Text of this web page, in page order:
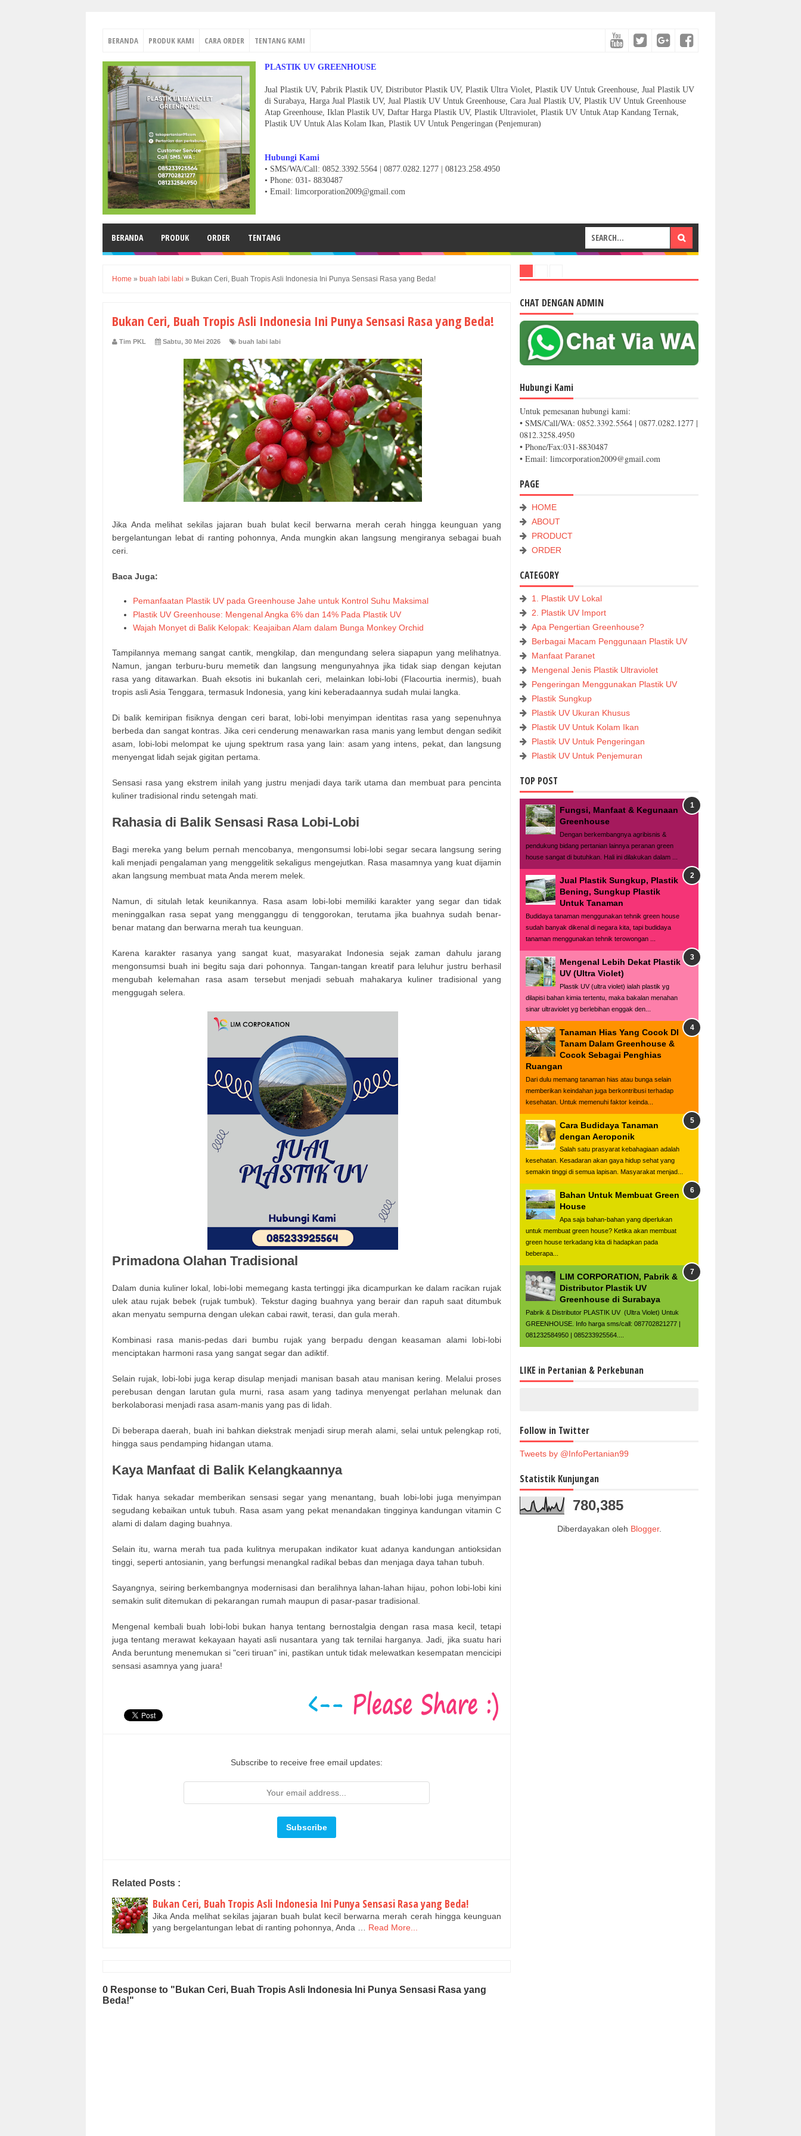
BERANDA PRODUK KAMI CARA ORDER TENTANG KAMI
PLASTIK UV GREENHOUSE
Jual Plastik UV, Pabrik Plastik UV, Distributor Plastik UV, Plastik Ultra Violet, Plastik UV Untuk Greenhouse, Jual Plastik UV
di Surabaya, Harga Jual Plastik UV, Jual Plastik UV Untuk Greenhouse, Cara Jual Plastik UV, Plastik UV Untuk Greenhouse
Atap Greenhouse, Iklan Plastik UV, Daftar Harga Plastik UV, Plastik Ultraviolet, Plastik UV Untuk Atap Kandang Ternak,
Plastik UV Untuk Alas Kolam Ikan, Plastik UV Untuk Pengeringan (Penjemuran)
Hubungi Kami
• SMS/WA/Call: 0852.3392.5564 | 0877.0282.1277 | 08123.258.4950
• Phone: 031- 8830487
• Email: limcorporation2009@gmail.com
BERANDA PRODUK ORDER TENTANG
Home » buah labi labi » Bukan Ceri, Buah Tropis Asli Indonesia Ini Punya Sensasi Rasa yang Beda!
Bukan Ceri, Buah Tropis Asli Indonesia Ini Punya Sensasi Rasa yang Beda!
Tim PKL Sabtu, 30 Mei 2026 buah labi labi
Jika Anda melihat sekilas jajaran buah bulat kecil berwarna merah cerah hingga keunguan yang
bergelantungan lebat di ranting pohonnya, Anda mungkin akan langsung mengiranya sebagai buah
ceri.
Baca Juga:
Pemanfaatan Plastik UV pada Greenhouse Jahe untuk Kontrol Suhu Maksimal
Plastik UV Greenhouse: Mengenal Angka 6% dan 14% Pada Plastik UV
Wajah Monyet di Balik Kelopak: Keajaiban Alam dalam Bunga Monkey Orchid
Tampilannya memang sangat cantik, mengkilap, dan mengundang selera siapapun yang melihatnya.
Namun, jangan terburu-buru memetik dan langsung mengunyahnya jika tidak siap dengan kejutan
rasa yang ditawarkan. Buah eksotis ini bukanlah ceri, melainkan lobi-lobi (Flacourtia inermis), buah
tropis asli Asia Tenggara, termasuk Indonesia, yang kini keberadaannya sudah mulai langka.
Di balik kemiripan fisiknya dengan ceri barat, lobi-lobi menyimpan identitas rasa yang sepenuhnya
berbeda dan sangat kontras. Jika ceri cenderung menawarkan rasa manis yang lembut dengan sedikit
asam, lobi-lobi melompat ke ujung spektrum rasa yang lain: asam yang intens, pekat, dan langsung
menyengat lidah sejak gigitan pertama.
Sensasi rasa yang ekstrem inilah yang justru menjadi daya tarik utama dan membuat para pencinta
kuliner tradisional rindu setengah mati.
Rahasia di Balik Sensasi Rasa Lobi-Lobi
Bagi mereka yang belum pernah mencobanya, mengonsumsi lobi-lobi segar secara langsung sering
kali menjadi pengalaman yang menggelitik sekaligus mengejutkan. Rasa masamnya yang kuat dijamin
akan langsung membuat mata Anda merem melek.
Namun, di situlah letak keunikannya. Rasa asam lobi-lobi memiliki karakter yang segar dan tidak
meninggalkan rasa sepat yang mengganggu di tenggorokan, terutama jika buahnya sudah benar-
benar matang dan berwarna merah tua keunguan.
Karena karakter rasanya yang sangat kuat, masyarakat Indonesia sejak zaman dahulu jarang
mengonsumsi buah ini begitu saja dari pohonnya. Tangan-tangan kreatif para leluhur justru berhasil
mengubah kelemahan rasa asam tersebut menjadi sebuah mahakarya kuliner tradisional yang
menggugah selera.
Primadona Olahan Tradisional
Dalam dunia kuliner lokal, lobi-lobi memegang kasta tertinggi jika dicampurkan ke dalam racikan rujak
ulek atau rujak bebek (rujak tumbuk). Tekstur daging buahnya yang berair dan rapuh saat ditumbuk
akan menyatu sempurna dengan ulekan cabai rawit, terasi, dan gula merah.
Kombinasi rasa manis-pedas dari bumbu rujak yang berpadu dengan keasaman alami lobi-lobi
menciptakan harmoni rasa yang sangat segar dan adiktif.
Selain rujak, lobi-lobi juga kerap disulap menjadi manisan basah atau manisan kering. Melalui proses
perebusan dengan larutan gula murni, rasa asam yang tadinya menyengat perlahan melunak dan
berkolaborasi menjadi rasa asam-manis yang pas di lidah.
Di beberapa daerah, buah ini bahkan diekstrak menjadi sirup merah alami, selai untuk pelengkap roti,
hingga saus pendamping hidangan utama.
Kaya Manfaat di Balik Kelangkaannya
Tidak hanya sekadar memberikan sensasi segar yang menantang, buah lobi-lobi juga menyimpan
segudang kebaikan untuk tubuh. Rasa asam yang pekat menandakan tingginya kandungan vitamin C
alami di dalam daging buahnya.
Selain itu, warna merah tua pada kulitnya merupakan indikator kuat adanya kandungan antioksidan
tinggi, seperti antosianin, yang berfungsi menangkal radikal bebas dan menjaga daya tahan tubuh.
Sayangnya, seiring berkembangnya modernisasi dan beralihnya lahan-lahan hijau, pohon lobi-lobi kini
semakin sulit ditemukan di pekarangan rumah maupun di pasar-pasar tradisional.
Mengenal kembali buah lobi-lobi bukan hanya tentang bernostalgia dengan rasa masa kecil, tetapi
juga tentang merawat kekayaan hayati asli nusantara yang tak ternilai harganya. Jadi, jika suatu hari
Anda beruntung menemukan si "ceri tiruan" ini, pastikan untuk tidak melewatkan kesempatan mencicipi
sensasi asamnya yang juara!
Subscribe to receive free email updates:
Related Posts :
Bukan Ceri, Buah Tropis Asli Indonesia Ini Punya Sensasi Rasa yang Beda!
Jika Anda melihat sekilas jajaran buah bulat kecil berwarna merah cerah hingga keunguan
yang bergelantungan lebat di ranting pohonnya, Anda …
Read More...
0 Response to "Bukan Ceri, Buah Tropis Asli Indonesia Ini Punya Sensasi Rasa yang
Beda!"
CHAT DENGAN ADMIN
Hubungi Kami
Untuk pemesanan hubungi kami:
• SMS/Call/WA: 0852.3392.5564 | 0877.0282.1277 |
0812.3258.4950
• Phone/Fax:031-8830487
• Email: limcorporation2009@gmail.com
PAGE
HOME
ABOUT
PRODUCT
ORDER
CATEGORY
1. Plastik UV Lokal
2. Plastik UV Import
Apa Pengertian Greenhouse?
Berbagai Macam Penggunaan Plastik UV
Manfaat Paranet
Mengenal Jenis Plastik Ultraviolet
Pengeringan Menggunakan Plastik UV
Plastik Sungkup
Plastik UV Ukuran Khusus
Plastik UV Untuk Kolam Ikan
Plastik UV Untuk Pengeringan
Plastik UV Untuk Penjemuran
TOP POST
Fungsi, Manfaat & Kegunaan
Greenhouse
Dengan berkembangnya agribisnis &
pendukung bidang pertanian lainnya peranan green
house sangat di butuhkan. Hali ini dilakukan dalam ...
Jual Plastik Sungkup, Plastik
Bening, Sungkup Plastik
Untuk Tanaman
Budidaya tanaman menggunakan tehnik green house
sudah banyak dikenal di negara kita, tapi budidaya
tanaman menggunakan tehnik terowongan ...
Mengenal Lebih Dekat Plastik
UV (Ultra Violet)
Plastik UV (ultra violet) ialah plastik yg
dilapisi bahan kimia tertentu, maka bakalan menahan
sinar ultraviolet yg berlebihan enggak den...
Tanaman Hias Yang Cocok DI
Tanam Dalam Greenhouse &
Cocok Sebagai Penghias
Ruangan
Dari dulu memang tanaman hias atau bunga selain
memberikan keindahan juga berkontribusi terhadap
kesehatan. Untuk memenuhi faktor keinda...
Cara Budidaya Tanaman
dengan Aeroponik
Salah satu prasyarat kebahagiaan adalah
kesehatan. Kesadaran akan gaya hidup sehat yang
semakin tinggi di semua lapisan. Masyarakat menjad...
Bahan Untuk Membuat Green
House
Apa saja bahan-bahan yang diperlukan
untuk membuat green house? Ketika akan membuat
green house terkadang kita di hadapkan pada
beberapa...
LIM CORPORATION, Pabrik &
Distributor Plastik UV
Greenhouse di Surabaya
Pabrik & Distributor PLASTIK UV (Ultra Violet) Untuk
GREENHOUSE. Info harga sms/call: 087702821277 |
081232584950 | 085233925564....
LIKE in Pertanian & Perkebunan
Follow in Twitter
Tweets by @InfoPertanian99
Statistik Kunjungan
780,385
Diberdayakan oleh Blogger.